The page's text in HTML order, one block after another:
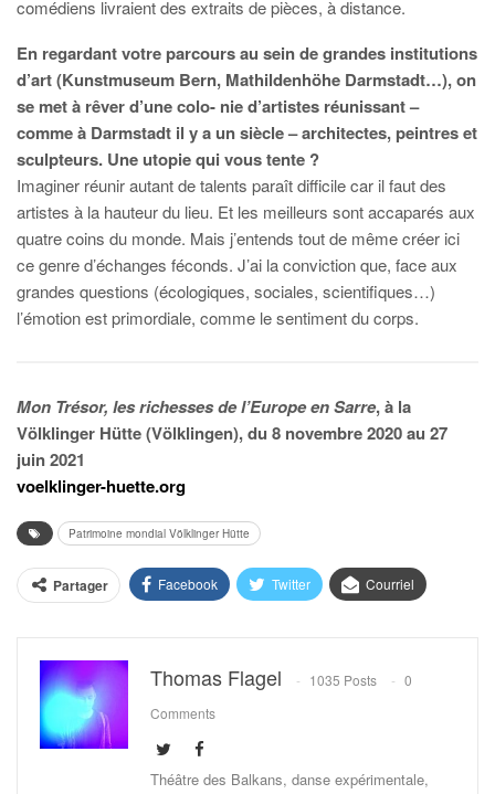
comédiens livraient des extraits de pièces, à distance.
En regardant votre parcours au sein de grandes institutions
d’art (Kunstmuseum Bern, Mathildenhöhe Darmstadt…), on
se met à rêver d’une colo- nie d’artistes réunissant –
comme à Darmstadt il y a un siècle – architectes, peintres et
sculpteurs. Une utopie qui vous tente ?
Imaginer réunir autant de talents paraît difficile car il faut des
artistes à la hauteur du lieu. Et les meilleurs sont accaparés aux
quatre coins du monde. Mais j’entends tout de même créer ici
ce genre d’échanges féconds. J’ai la conviction que, face aux
grandes questions (écologiques, sociales, scientifiques…)
l’émotion est primordiale, comme le sentiment du corps.
Mon Trésor, les richesses de l’Europe en Sarre, à la
Völklinger Hütte (Völklingen), du 8 novembre 2020 au 27
juin 2021
voelklinger-huette.org
Patrimoine mondial Völklinger Hütte
Partager Facebook Twitter Courriel
Thomas Flagel 1035 Posts
0
Comments
Théâtre des Balkans, danse expérimentale,